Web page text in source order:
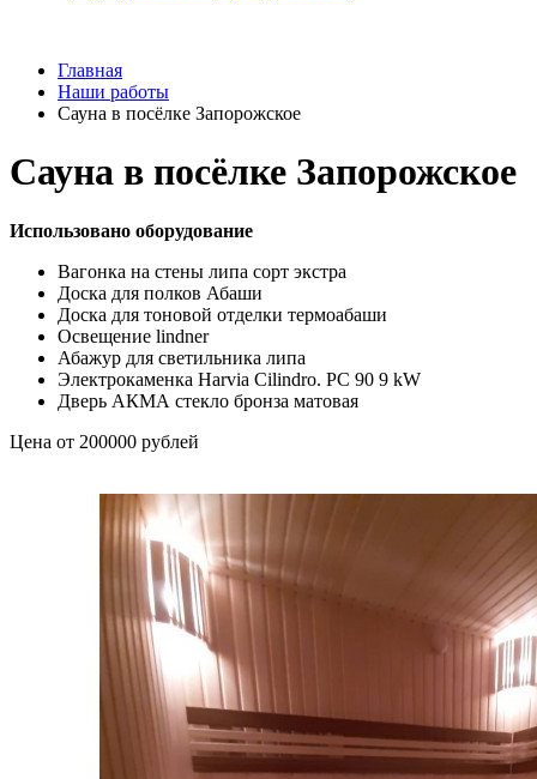
Главная
Наши работы
Сауна в посёлке Запорожское
Сауна в посёлке Запорожское
Использовано оборудование
Вагонка на стены липа сорт экстра
Доска для полков Абаши
Доска для тоновой отделки термоабаши
Освещение lindner
Абажур для светильника липа
Электрокаменка Harvia Cilindro. PC 90 9 kW
Дверь АКМА стекло бронза матовая
Цена от 200000 рублей